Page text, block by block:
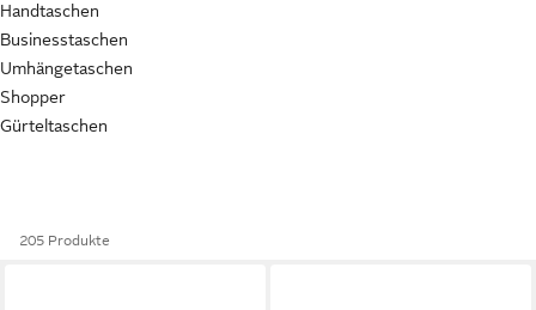
Handtaschen
Businesstaschen
Umhängetaschen
Shopper
Gürteltaschen
205 Produkte